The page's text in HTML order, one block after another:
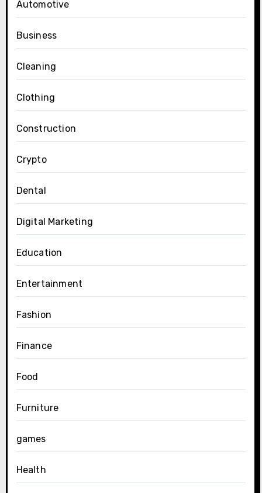
Automotive
Business
Cleaning
Clothing
Construction
Crypto
Dental
Digital Marketing
Education
Entertainment
Fashion
Finance
Food
Furniture
games
Health